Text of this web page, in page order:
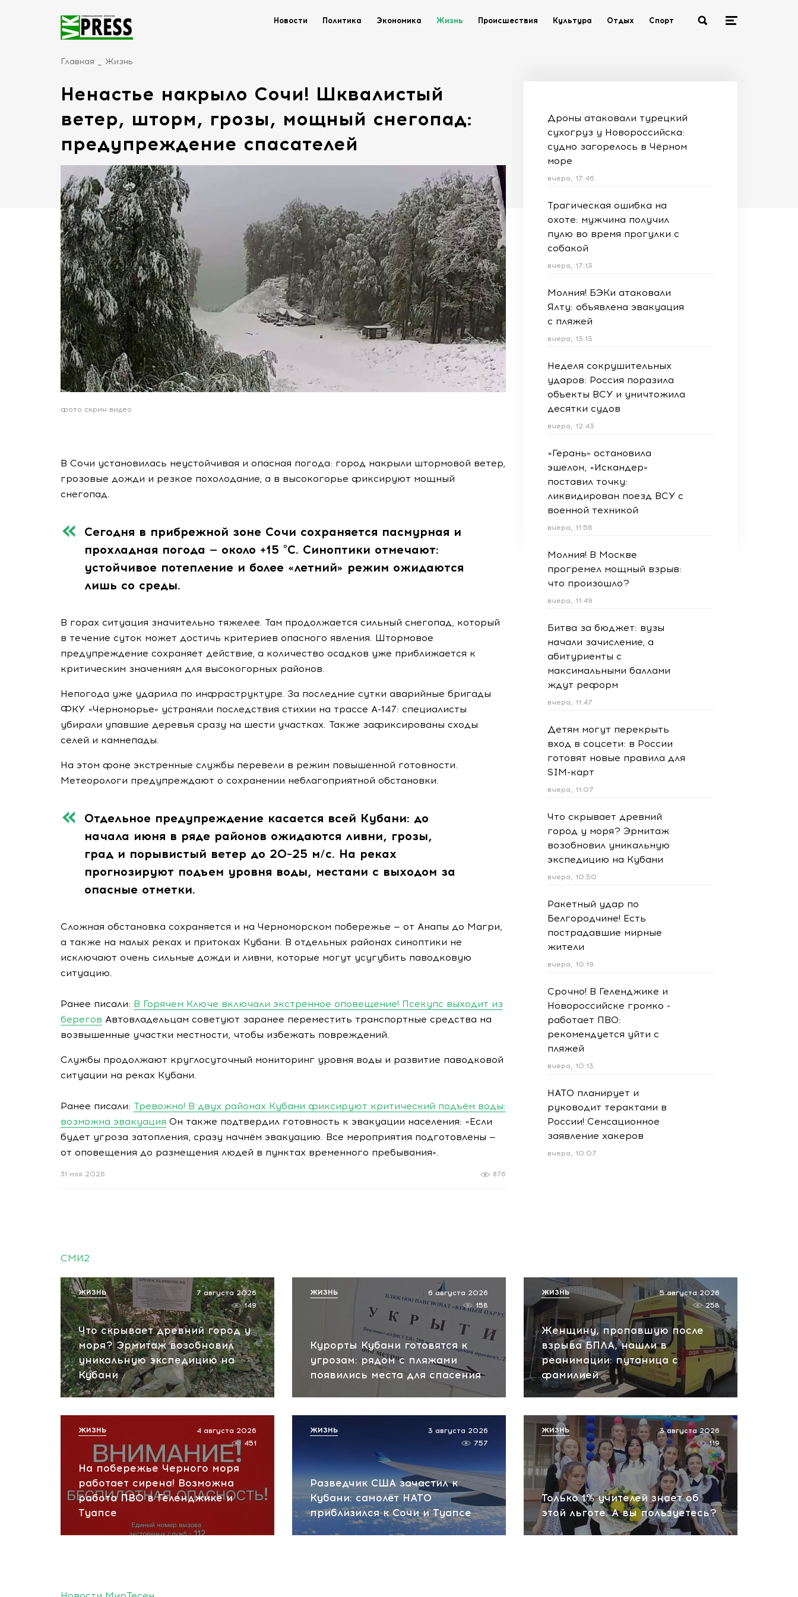
Новости Политика Экономика Жизнь Происшествия Культура Отдых Спорт
Главная Жизнь
Ненастье накрыло Сочи! Шквалистый
ветер, шторм, грозы, мощный снегопад:
предупреждение спасателей
фото скрин видео
В Сочи установилась неустойчивая и опасная погода: город накрыли штормовой ветер,
грозовые дожди и резкое похолодание, а в высокогорье фиксируют мощный
снегопад.
Сегодня в прибрежной зоне Сочи сохраняется пасмурная и
прохладная погода — около +15 °C. Синоптики отмечают:
устойчивое потепление и более «летний» режим ожидаются
лишь со среды.
В горах ситуация значительно тяжелее. Там продолжается сильный снегопад, который
в течение суток может достичь критериев опасного явления. Штормовое
предупреждение сохраняет действие, а количество осадков уже приближается к
критическим значениям для высокогорных районов.
Непогода уже ударила по инфраструктуре. За последние сутки аварийные бригады
ФКУ «Черноморье» устраняли последствия стихии на трассе А-147: специалисты
убирали упавшие деревья сразу на шести участках. Также зафиксированы сходы
селей и камнепады.
На этом фоне экстренные службы перевели в режим повышенной готовности.
Метеорологи предупреждают о сохранении неблагоприятной обстановки.
Отдельное предупреждение касается всей Кубани: до
начала июня в ряде районов ожидаются ливни, грозы,
град и порывистый ветер до 20–25 м/с. На реках
прогнозируют подъем уровня воды, местами с выходом за
опасные отметки.
Сложная обстановка сохраняется и на Черноморском побережье — от Анапы до Магри,
а также на малых реках и притоках Кубани. В отдельных районах синоптики не
исключают очень сильные дожди и ливни, которые могут усугубить паводковую
ситуацию.
Ранее писали: В Горячем Ключе включали экстренное оповещение! Псекупс выходит из
берегов Автовладельцам советуют заранее переместить транспортные средства на
возвышенные участки местности, чтобы избежать повреждений.
Службы продолжают круглосуточный мониторинг уровня воды и развитие паводковой
ситуации на реках Кубани.
Ранее писали: Тревожно! В двух районах Кубани фиксируют критический подъём воды:
возможна эвакуация Он также подтвердил готовность к эвакуации населения: «Если
будет угроза затопления, сразу начнём эвакуацию. Все мероприятия подготовлены —
от оповещения до размещения людей в пунктах временного пребывания».
876
31 мая 2026
Дроны атаковали турецкий
сухогруз у Новороссийска:
судно загорелось в Чёрном
море
вчера, 17:46
Трагическая ошибка на
охоте: мужчина получил
пулю во время прогулки с
собакой
вчера, 17:13
Молния! БЭКи атаковали
Ялту: объявлена эвакуация
с пляжей
вчера, 13:13
Неделя сокрушительных
ударов: Россия поразила
объекты ВСУ и уничтожила
десятки судов
вчера, 12:43
«Герань» остановила
эшелон, «Искандер»
поставил точку:
ликвидирован поезд ВСУ с
военной техникой
вчера, 11:56
Молния! В Москве
прогремел мощный взрыв:
что произошло?
вчера, 11:49
Битва за бюджет: вузы
начали зачисление, а
абитуриенты с
максимальными баллами
ждут реформ
вчера, 11:47
Детям могут перекрыть
вход в соцсети: в России
готовят новые правила для
SIM-карт
вчера, 11:07
Что скрывает древний
город у моря? Эрмитаж
возобновил уникальную
экспедицию на Кубани
вчера, 10:50
Ракетный удар по
Белгородчине! Есть
пострадавшие мирные
жители
вчера, 10:19
Срочно! В Геленджике и
Новороссийске громко -
работает ПВО:
рекомендуется уйти с
пляжей
вчера, 10:13
НАТО планирует и
руководит терактами в
России! Сенсационное
заявление хакеров
вчера, 10:07
СМИ2
Что скрывает древний город у
моря? Эрмитаж возобновил
уникальную экспедицию на
Кубани
7 августа 2026
149
ЖИЗНЬ
Курорты Кубани готовятся к
угрозам: рядом с пляжами
появились места для спасения
6 августа 2026
158
ЖИЗНЬ
Женщину, пропавшую после
взрыва БПЛА, нашли в
реанимации: путаница с
фамилией
5 августа 2026
258
ЖИЗНЬ
На побережье Черного моря
работает сирена! Возможна
работа ПВО в Геленджике и
Туапсе
4 августа 2026
451
ЖИЗНЬ
Разведчик США зачастил к
Кубани: самолёт НАТО
приблизился к Сочи и Туапсе
3 августа 2026
757
ЖИЗНЬ
Только 1% учителей знает об
этой льготе. А вы пользуетесь?
3 августа 2026
119
ЖИЗНЬ